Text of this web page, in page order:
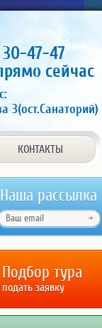
30-47-47
сейчас
3(ост.Санаторий)
КОНТАКТЫ
Наша рассылка
Подбор тура
подать заявку